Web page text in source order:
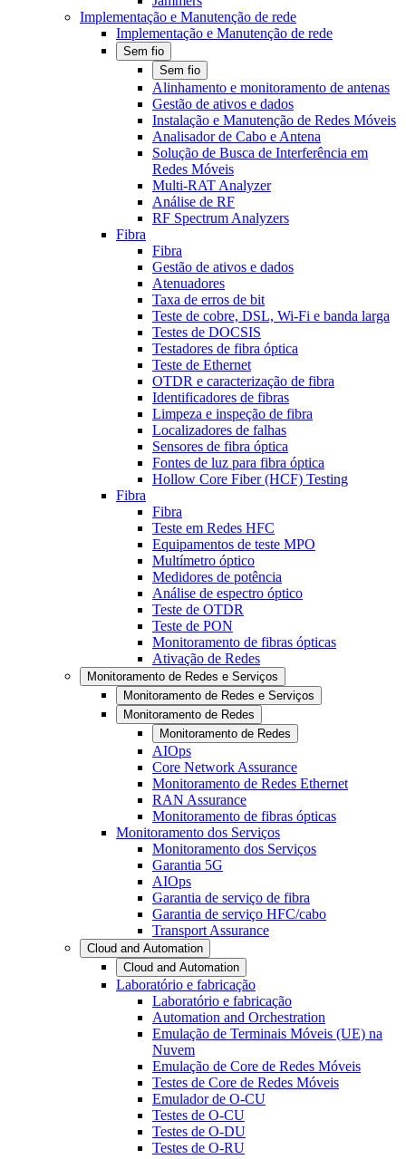
Implementação e Manutenção de rede
Implementação e Manutenção de rede
Sem fio
Sem fio
Alinhamento e monitoramento de antenas
Gestão de ativos e dados
Instalação e Manutenção de Redes Móveis
Analisador de Cabo e Antena
Solução de Busca de Interferência em
Redes Móveis
Multi-RAT Analyzer
Análise de RF
RF Spectrum Analyzers
Fibra
Fibra
Gestão de ativos e dados
Atenuadores
Taxa de erros de bit
Teste de cobre, DSL, Wi-Fi e banda larga
Testes de DOCSIS
Testadores de fibra óptica
Teste de Ethernet
OTDR e caracterização de fibra
Identificadores de fibras
Limpeza e inspeção de fibra
Localizadores de falhas
Sensores de fibra óptica
Fontes de luz para fibra óptica
Hollow Core Fiber (HCF) Testing
Fibra
Fibra
Teste em Redes HFC
Equipamentos de teste MPO
Multímetro óptico
Medidores de potência
Análise de espectro óptico
Teste de OTDR
Teste de PON
Monitoramento de fibras ópticas
Ativação de Redes
Monitoramento de Redes e Serviços
Monitoramento de Redes e Serviços
Monitoramento de Redes
Monitoramento de Redes
AIOps
Core Network Assurance
Monitoramento de Redes Ethernet
RAN Assurance
Monitoramento de fibras ópticas
Monitoramento dos Serviços
Monitoramento dos Serviços
Garantia 5G
AIOps
Garantia de serviço de fibra
Garantia de serviço HFC/cabo
Transport Assurance
Cloud and Automation
Cloud and Automation
Laboratório e fabricação
Laboratório e fabricação
Automation and Orchestration
Emulação de Terminais Móveis (UE) na
Nuvem
Emulação de Core de Redes Móveis
Testes de Core de Redes Móveis
Emulador de O-CU
Testes de O-CU
Testes de O-DU
Testes de O-RU